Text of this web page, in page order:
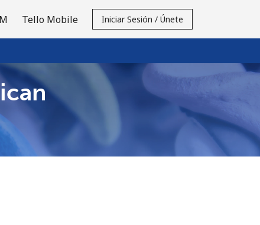
Tello Mobile Iniciar Sesión / Únete